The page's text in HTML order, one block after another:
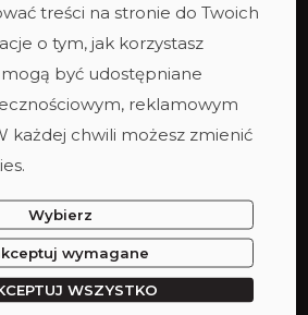
treści na stronie do Twoich
o tym, jak korzystasz
mogą być udostępniane
reklamowym
każdej chwili możesz zmienić
Wybierz
wymagane
WSZYSTKO